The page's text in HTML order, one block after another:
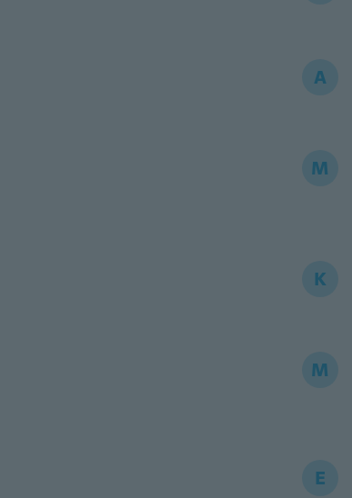
A
M
K
M
E